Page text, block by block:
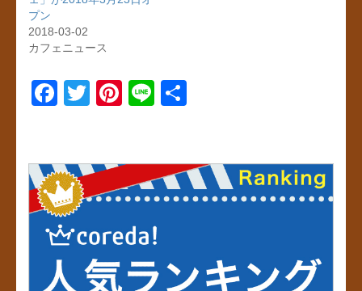
プン
2018-03-02
カフェニュース
F
e
b
o
o
k
T
er
Pi
e
st
Li